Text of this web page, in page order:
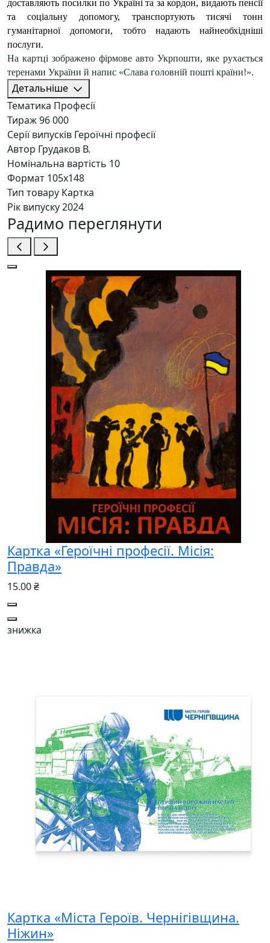
доставляють посилки по Україні та за кордон, видають пенсії
та соціальну допомогу, транспортують тисячі тонн
гуманітарної допомоги, тобто надають найнеобхідніші
послуги.
На картці зображено фірмове авто Укрпошти, яке рухається
теренами України й напис «Слава головній пошті країни!».
Детальніше
Тематика Професії
Тираж96 000
Серії випусків Героїчні професії
Автор Грудаков В.
Номінальна вартість 10
Формат 105x148
Тип товару Картка
Рік випуску2024
Радимо переглянути
Картка «Героїчні професії. Місія:
Правда»
15.00 ₴
знижка
Картка «Міста Героїв. Чернігівщина.
Ніжин»